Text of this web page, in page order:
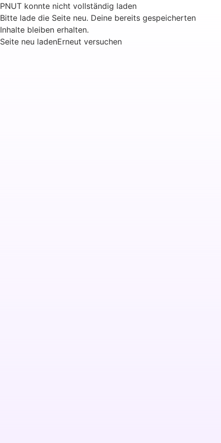
PNUT konnte nicht vollständig laden
Bitte lade die Seite neu. Deine bereits gespeicherten
Inhalte bleiben erhalten.
Seite neu ladenErneut versuchen